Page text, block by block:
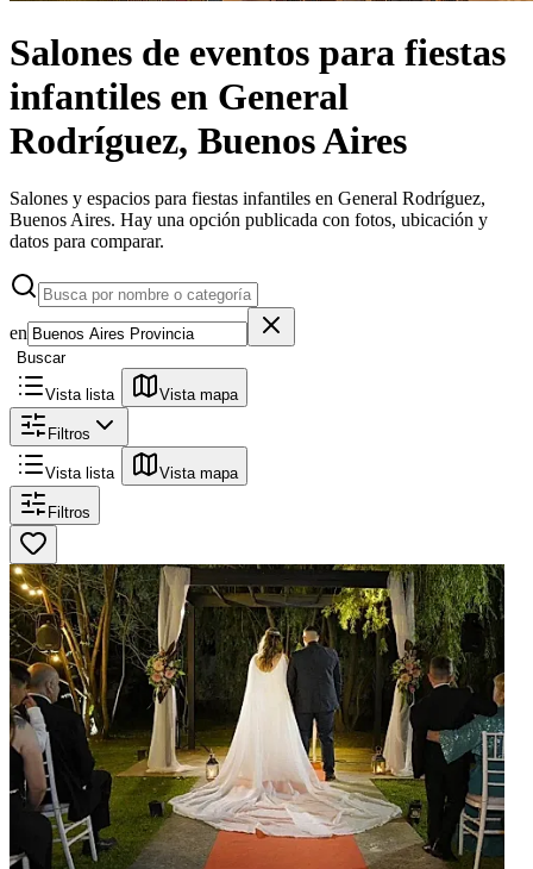
Salones de eventos para fiestas
infantiles en General
Rodríguez, Buenos Aires
Salones y espacios para fiestas infantiles en General Rodríguez,
Buenos Aires. Hay una opción publicada con fotos, ubicación y
datos para comparar.
en
Buscar
Vista lista Vista mapa
Filtros
Vista lista Vista mapa
Filtros